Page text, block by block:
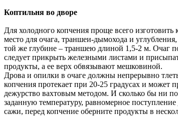
Коптильня во дворе
Для холодного копчения проще всего
место для очага, траншеи-дымохода и
той же глубине – траншею длиной 1,5-2 м. Очаг
следует прикрыть железными листами и
продукты, а ее верх обвязывают мешковиной.
Дрова и опилки в очаге должны непрерывно
копчения протекает при 20-25 градусах и может
дежурство вахтовым методом. И сколько бы ни
заданную температуру, равномерное
сажи, перед копчение оберните продукты в